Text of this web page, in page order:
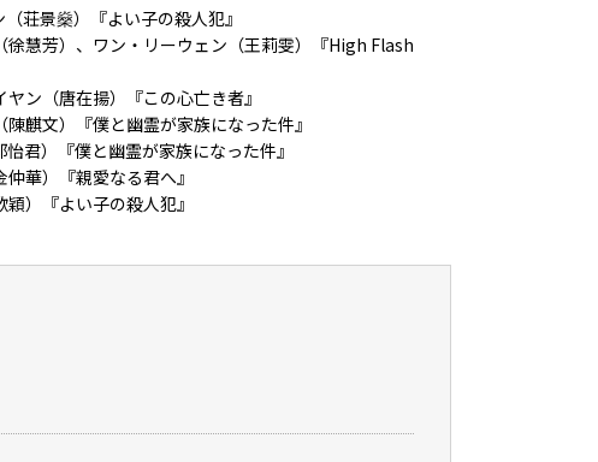
荘景燊）『よい子の殺人犯』
徐慧芳）、ワン・リーウェン（王莉雯）『High Flash
ン（唐在揚）『この心亡き者』
麒文）『僕と幽霊が家族になった件』
君）『僕と幽霊が家族になった件』
華）『親愛なる君へ』
）『よい子の殺人犯』